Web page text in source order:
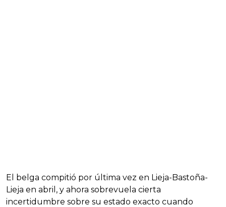
El belga compitió por última vez en Lieja-Bastoña-
Lieja en abril, y ahora sobrevuela cierta
incertidumbre sobre su estado exacto cuando